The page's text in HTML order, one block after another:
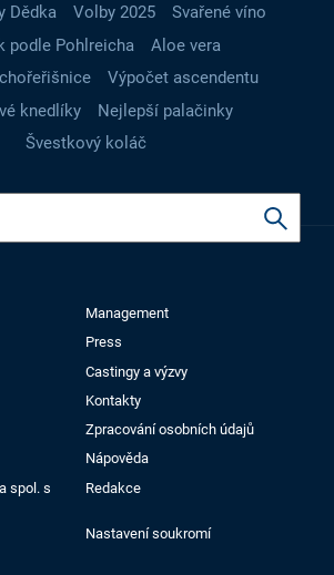
Dědka
Volby 2025
Svařené víno
podle Pohlreicha
Aloe vera
Výpočet ascendentu
knedlíky
Nejlepší palačinky
Švestkový koláč
Management
Press
Castingy a výzvy
Kontakty
Zpracování osobních údajů
Nápověda
spol. s
Redakce
Nastavení soukromí